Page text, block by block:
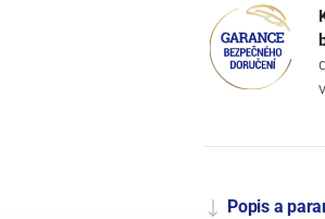
Popis a